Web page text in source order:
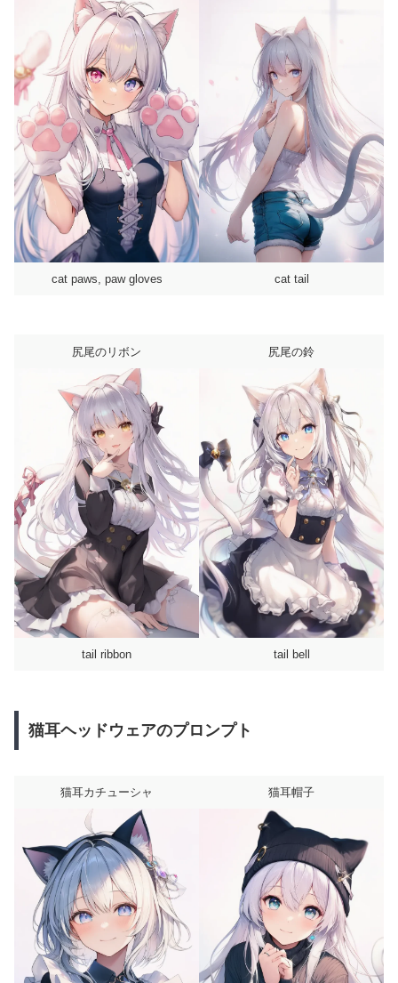
cat paws, paw gloves cat tail
尻尾のリボン
tail ribbon
尻尾の鈴
tail bell
猫耳ヘッドウェアのプロンプト
猫耳カチューシャ 猫耳帽子